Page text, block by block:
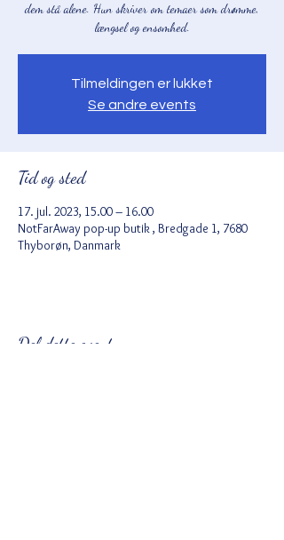
dem stå alene. Hun skriver om temaer som drømme,
længsel og ensomhed.
Tilmeldingen er lukket
Se andre events
Tid og sted
17. jul. 2023, 15.00 – 16.00
NotFarAway pop-up butik , Bredgade 1, 7680
Thyborøn, Danmark
Del dette event